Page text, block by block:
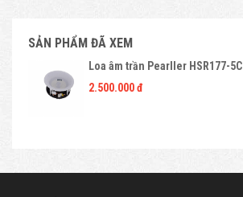
SẢN PHẨM ĐÃ XEM
Loa âm trần Pearller HSR177-5C
2.500.000 đ